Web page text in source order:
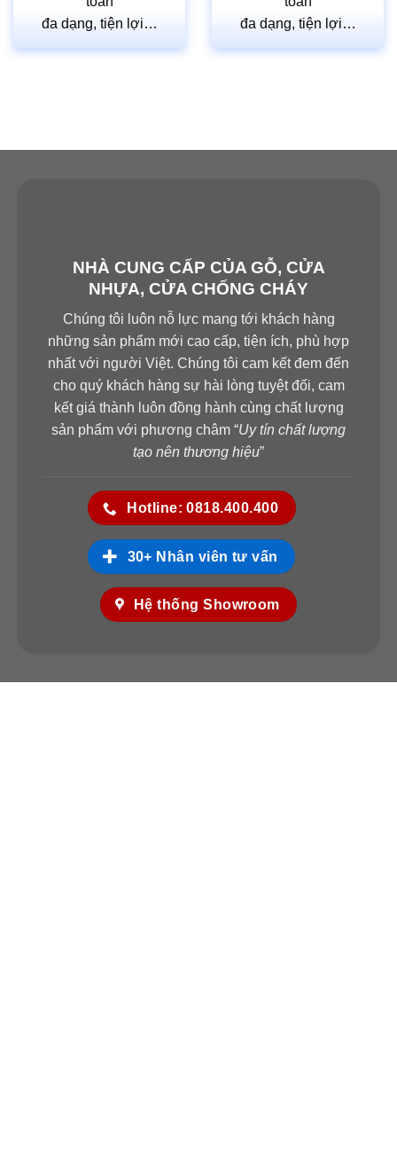
đa dạng, tiện lợi…
đa dạng, tiện lợi…
NHÀ CUNG CẤP CỦA GỖ, CỬA
NHỰA, CỬA CHỐNG CHÁY
Chúng tôi luôn nỗ lực mang tới khách hàng
những sản phẩm mới cao cấp, tiện ích, phù hợp
nhất với người Việt. Chúng tôi cam kết đem đến
cho quý khách hàng sự hài lòng tuyệt đối, cam
kết giá thành luôn đồng hành cùng chất lượng
sản phẩm với phương châm “Uy tín chất lượng
tạo nên thương hiệu”
Hotline: 0818.400.400
30+ Nhân viên tư vấn
Hệ thống Showroom